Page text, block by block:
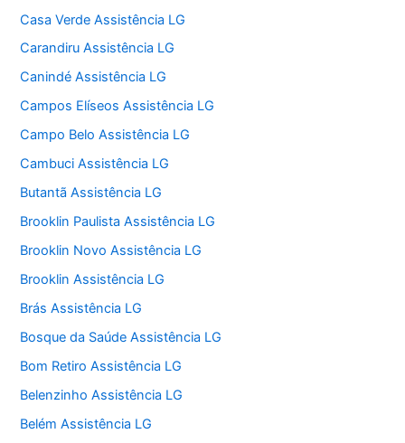
Casa Verde Assistência LG
Carandiru Assistência LG
Canindé Assistência LG
Campos Elíseos Assistência LG
Campo Belo Assistência LG
Cambuci Assistência LG
Butantã Assistência LG
Brooklin Paulista Assistência LG
Brooklin Novo Assistência LG
Brooklin Assistência LG
Brás Assistência LG
Bosque da Saúde Assistência LG
Bom Retiro Assistência LG
Belenzinho Assistência LG
Belém Assistência LG